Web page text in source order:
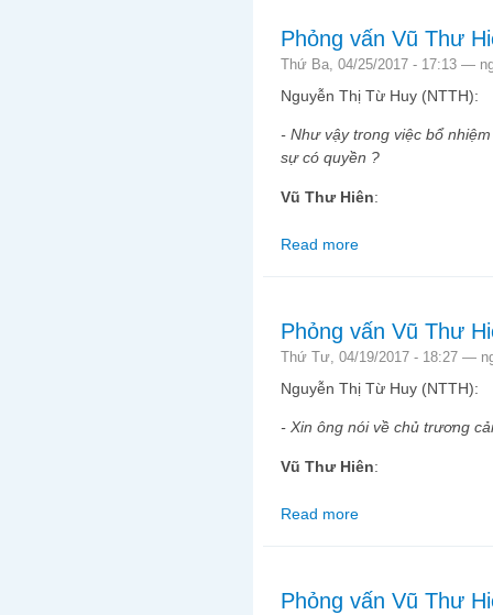
Phỏng vấn Vũ Thư
Thứ Ba, 04/25/2017 - 17:13 —
Nguyễn Thị Từ Huy (NTTH):
- Như vậy trong việc bổ
sự có quyền ?
Vũ Thư Hiên:
Read more
Phỏng vấn Vũ Thư
Thứ Tư, 04/19/2017 - 18:27 —
Nguyễn Thị Từ Huy (NTTH):
- Xin ông nói về chủ trương
Vũ Thư Hiên:
Read more
Phỏng vấn Vũ Thư